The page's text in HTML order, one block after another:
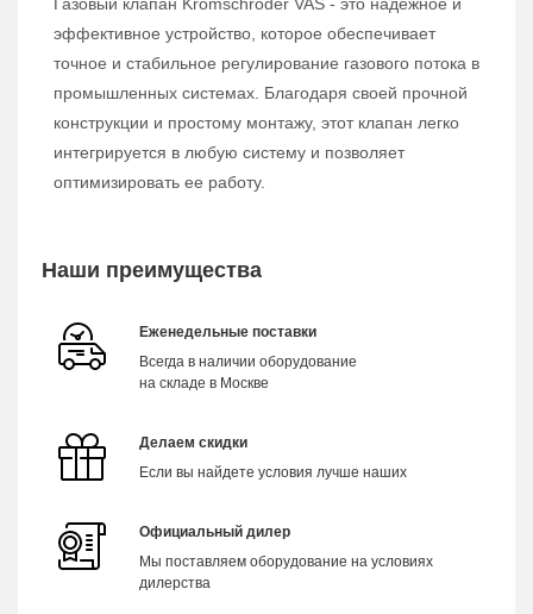
эффективное устройство, которое обеспечивает
точное и стабильное регулирование газового потока в
промышленных системах. Благодаря своей прочной
конструкции и простому монтажу, этот клапан легко
интегрируется в любую систему и позволяет
оптимизировать ее работу.
Наши преимущества
Еженедельные поставки
Всегда в наличии оборудование
на складе в Москве
Делаем скидки
Если вы найдете условия лучше наших
Официальный дилер
Мы поставляем оборудование на условиях
дилерства